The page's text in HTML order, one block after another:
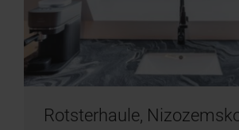
Rotsterhaule,